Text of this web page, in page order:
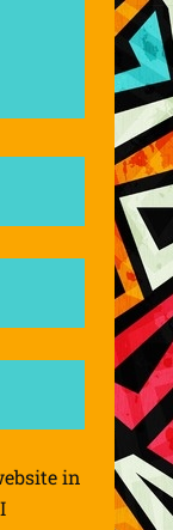
in